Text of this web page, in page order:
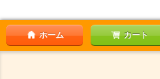
ホーム カート